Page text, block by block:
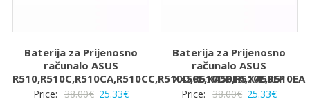
Baterija za Prijenosno
računalo ASUS
R510,R510C,R510CA,R510CC,R510D,R510DP,R510E,R510EA
Price: 38.00€ Izvorna
25.33€Trenutna
Baterija za Prijenosno
računalo ASUS
X450E,X450EA,X450EP
Price: 38.00€ Izvorna
25.33€